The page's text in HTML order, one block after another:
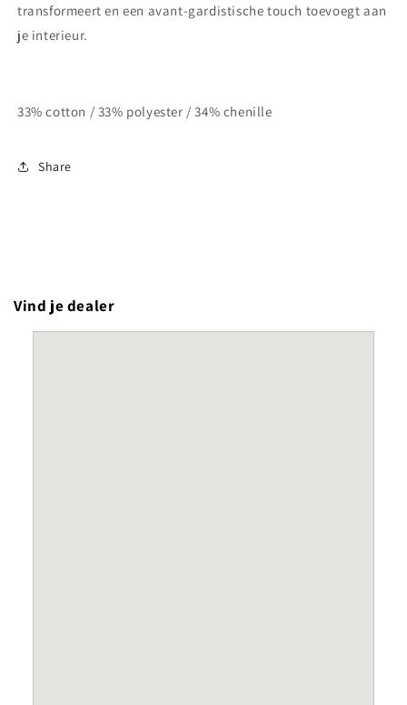
transformeert en een avant-gardistische touch toevoegt aan
je interieur.
33% cotton / 33% polyester / 34% chenille
Share
Vind je dealer